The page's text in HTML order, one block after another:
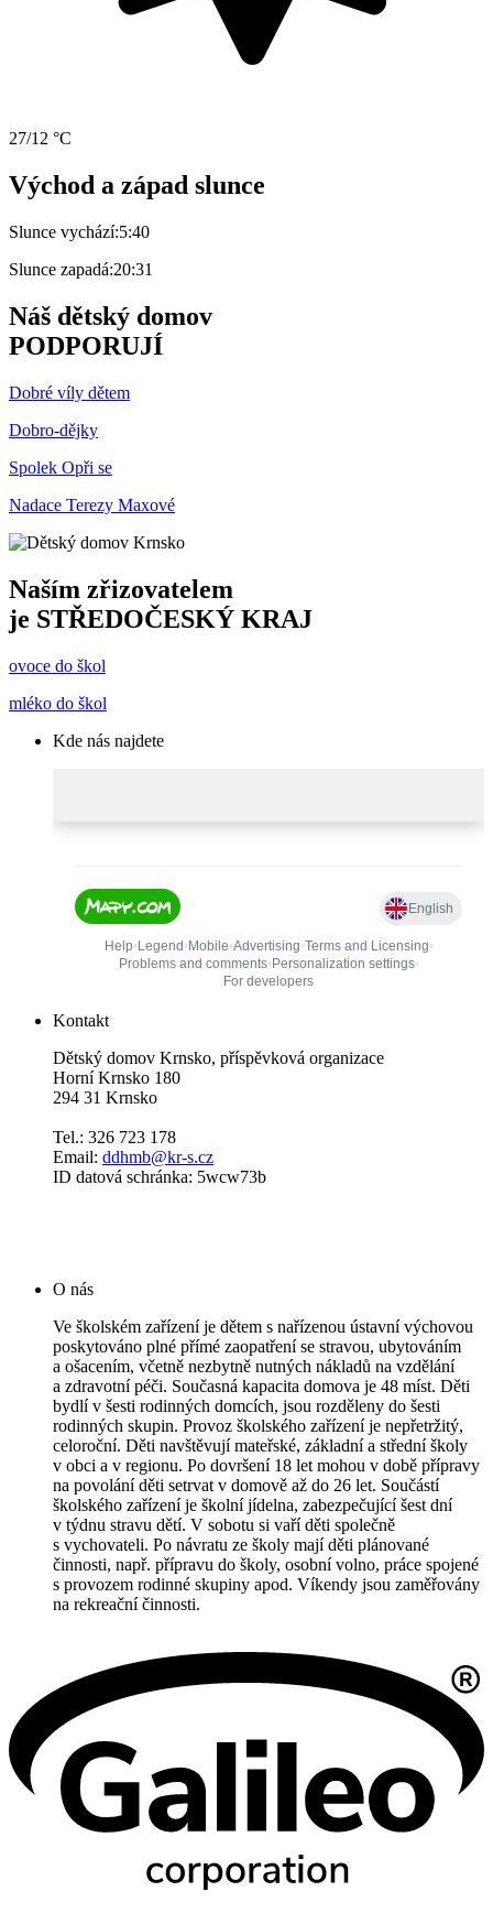
27/12 °C
Východ a západ slunce
Slunce vychází:5:40
Slunce zapadá:20:31
Náš dětský domov
PODPORUJÍ
Dobré víly dětem
Dobro-dějky
Spolek Opři se
Nadace Terezy Maxové
Naším zřizovatelem
je STŘEDOČESKÝ KRAJ
ovoce do škol
mléko do škol
Kde nás najdete
Kontakt
Dětský domov Krnsko, příspěvková organizace
Horní Krnsko 180
294 31 Krnsko
Tel.: 326 723 178
Email: ddhmb@kr-s.cz
ID datová schránka: 5wcw73b
O nás
Ve školském zařízení je dětem s nařízenou ústavní výchovou
poskytováno plné přímé zaopatření se stravou, ubytováním
a ošacením, včetně nezbytně nutných nákladů na vzdělání
a zdravotní péči. Současná kapacita domova je 48 míst. Děti
bydlí v šesti rodinných domcích, jsou rozděleny do šesti
rodinných skupin. Provoz školského zařízení je nepřetržitý,
celoroční. Děti navštěvují mateřské, základní a střední školy
v obci a v regionu. Po dovršení 18 let mohou v době přípravy
na povolání děti setrvat v domově až do 26 let. Součástí
školského zařízení je školní jídelna, zabezpečující šest dní
v týdnu stravu dětí. V sobotu si vaří děti společně
s vychovateli. Po návratu ze školy mají děti plánované
činnosti, např. přípravu do školy, osobní volno, práce spojené
s provozem rodinné skupiny apod. Víkendy jsou zaměřovány
na rekreační činnosti.